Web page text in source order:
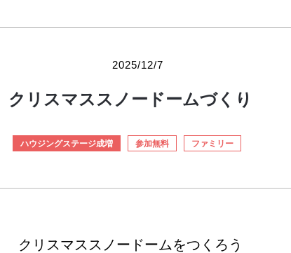
2025/12/7
クリスマススノードームづくり
ハウジングステージ成増 参加無料 ファミリー
クリスマススノードームをつくろう